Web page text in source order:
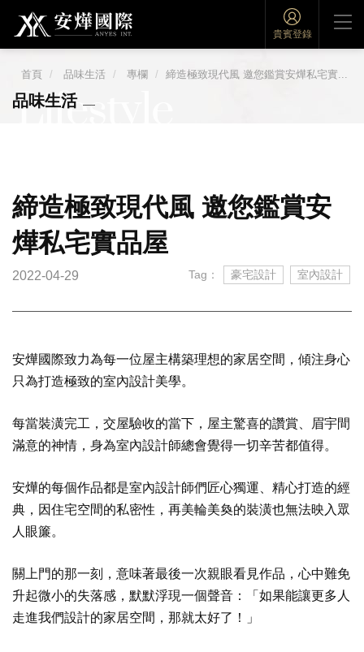
貴賓登錄
Lifestyle
品味生活
首頁 品味生活 專欄 締造極致現代風 邀您鑑賞安燁私宅實...
締造極致現代風 邀您鑑賞安
燁私宅實品屋
2022-04-29 Tag： 豪宅設計 室內設計
安燁國際致力為每一位屋主構築理想的家居空間，傾注身心
只為打造極致的室內設計美學。
每當裝潢完工，交屋驗收的當下，屋主驚喜的讚賞、眉宇間
滿意的神情，身為室內設計師總會覺得一切辛苦都值得。
安燁的每個作品都是室內設計師們匠心獨運、精心打造的經
典，因住宅空間的私密性，再美輪美奐的裝潢也無法映入眾
人眼簾。
關上門的那一刻，意味著最後一次親眼看見作品，心中難免
升起微小的失落感，默默浮現一個聲音：「如果能讓更多人
走進我們設計的家居空間，那就太好了！」